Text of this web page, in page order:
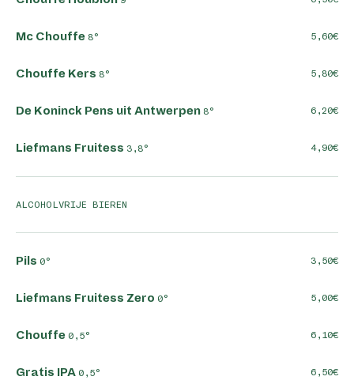
Mc Chouffe 8° 5,60
Chouffe Kers 8° 5,80
De Koninck Pens uit Antwerpen 8° 6,20
Liefmans Fruitess 3,8° 4,90
ALCOHOLVRIJE BIEREN
Pils 0° 3,50
Liefmans Fruitess Zero 0° 5,00
Chouffe 0,5° 6,10
Gratis IPA 0,5° 6,50